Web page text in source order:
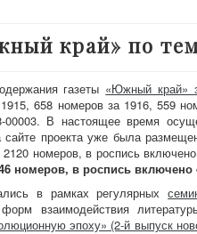
край» по
газеты «Южный край»
658 номеров за 1916, 559
В настоящее время
проекта уже была
номеров, в роспись
номеров, в роспись включено
в рамках регулярных
взаимодействия
эпоху» (2-й выпуск